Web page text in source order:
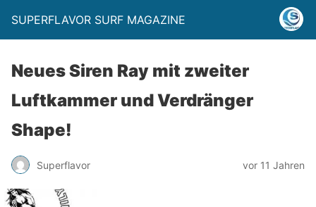
SUPERFLAVOR SURF MAGAZINE
Neues Siren Ray mit zweiter
Luftkammer und Verdränger
Shape!
Superflavor vor 11 Jahren